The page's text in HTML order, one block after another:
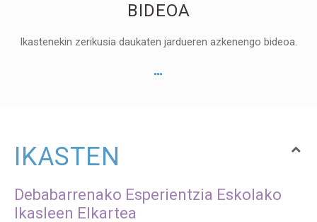
BIDEOA
Ikastenekin zerikusia daukaten jardueren azkenengo bideoa.
IKASTEN
Debabarrenako Esperientzia Eskolako
Ikasleen Elkartea